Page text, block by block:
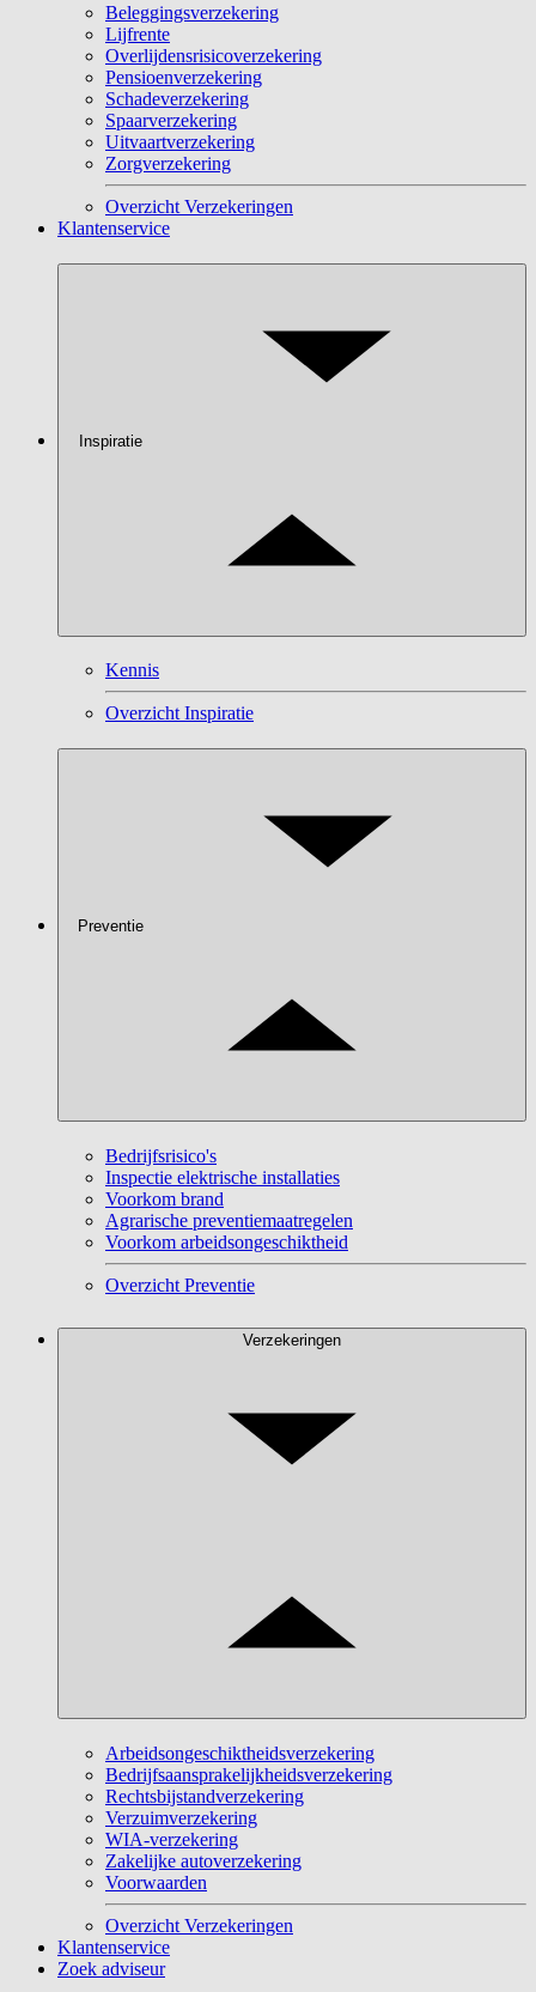
Beleggingsverzekering
Lijfrente
Overlijdensrisicoverzekering
Pensioenverzekering
Schadeverzekering
Spaarverzekering
Uitvaartverzekering
Zorgverzekering
Overzicht Verzekeringen
Klantenservice
Inspiratie
Kennis
Overzicht Inspiratie
Preventie
Bedrijfsrisico's
Inspectie elektrische installaties
Voorkom brand
Agrarische preventiemaatregelen
Voorkom arbeidsongeschiktheid
Overzicht Preventie
Verzekeringen
Arbeidsongeschiktheidsverzekering
Bedrijfsaansprakelijkheidsverzekering
Rechtsbijstandverzekering
Verzuimverzekering
WIA-verzekering
Zakelijke autoverzekering
Voorwaarden
Overzicht Verzekeringen
Klantenservice
Zoek adviseur